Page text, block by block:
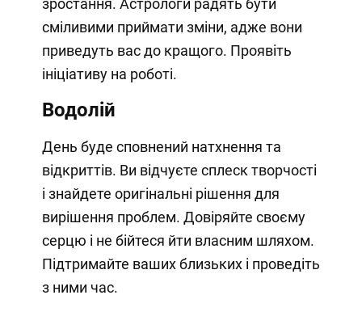
зростання. Астрологи радять бути
сміливими приймати зміни, адже вони
приведуть вас до кращого. Проявіть
ініціативу на роботі.
Водолій
День буде сповнений натхнення та
відкриттів. Ви відчуєте сплеск творчості
і знайдете оригінальні рішення для
вирішення проблем. Довіряйте своєму
серцю і не бійтеся йти власним шляхом.
Підтримайте ваших близьких і проведіть
з ними час.